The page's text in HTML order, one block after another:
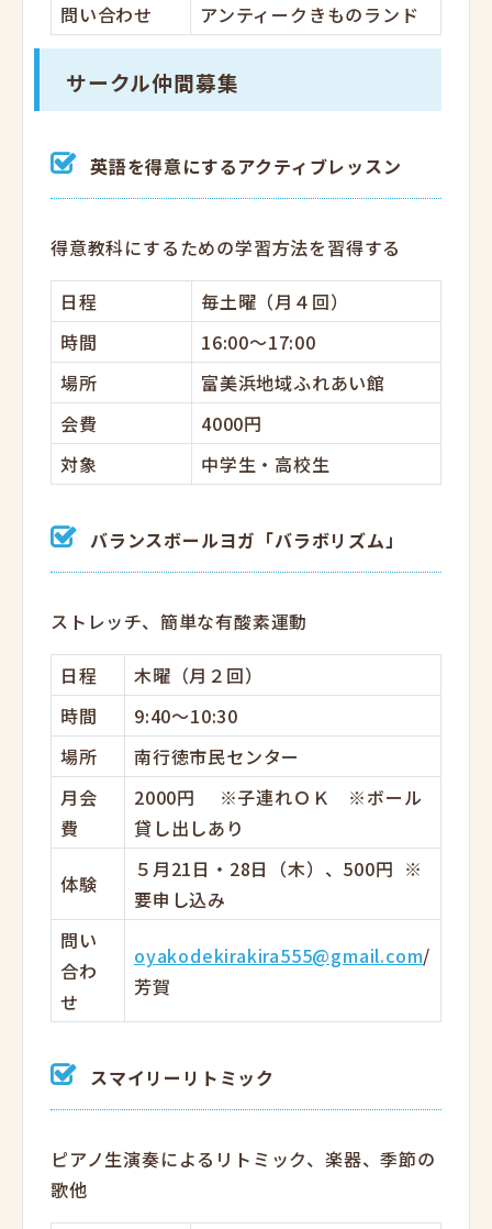
問い合わせ
アンティークきものランド
サークル仲間募集
英語を得意にするアクティブレッスン
得意教科にするための学習方法を習得する
日程
毎土曜（月４回）
時間
16:00～17:00
場所
富美浜地域ふれあい館
会費
4000円
対象
中学生・高校生
バランスボールヨガ「バラボリズム」
ストレッチ、簡単な有酸素運動
日程
木曜（月２回）
時間
9:40～10:30
場所
南行徳市民センター
月会
費
2000円 ※子連れＯＫ ※ボール
貸し出しあり
体験
５月21日・28日（木）、500円 ※
要申し込み
問い
合わ
せ
oyakodekirakira555@gmail.com/
芳賀
スマイリーリトミック
ピアノ生演奏によるリトミック、楽器、季節の
歌他